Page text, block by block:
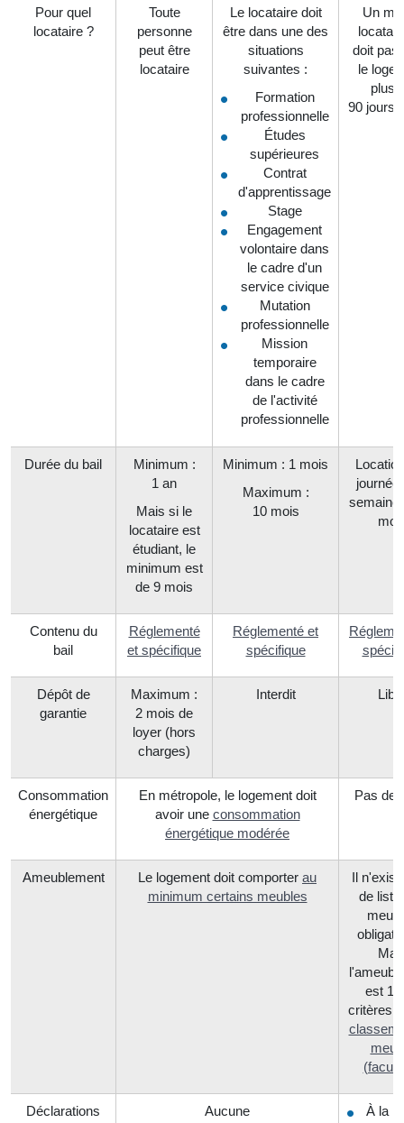
Pour quel
locataire ?
Toute
personne
peut être
locataire
Le locataire doit
être dans une des
situations
suivantes :
Formation
professionnelle
Études
supérieures
Contrat
d'apprentissage
Stage
Engagement
volontaire dans
le cadre d'un
service civique
Mutation
professionnelle
Mission
temporaire
dans le cadre
de l'activité
professionnelle
Un
doit pas
le
plus
90 jours
Durée du bail
Minimum :
1 an
Mais si le
locataire est
étudiant, le
minimum est
de 9 mois
Minimum : 1 mois
Maximum :
10 mois
semaine
Contenu du
bail
Réglementé
et spécifique
Réglementé et
spécifique
Dépôt de
garantie
Maximum :
2 mois de
loyer (hors
charges)
Interdit
Consommation
énergétique
En métropole, le logement doit
avoir une consommation
énergétique modérée
Pas de
Ameublement Le logement doit comporter au
minimum certains meubles
Il
de liste
est 1
critères
Déclarations
Aucune
À la